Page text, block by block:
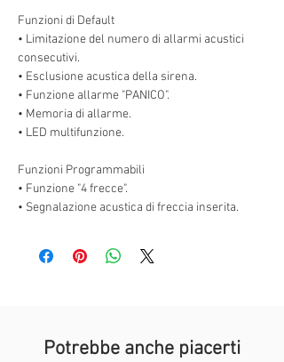
Funzioni di Default
• Limitazione del numero di allarmi acustici
consecutivi.
• Esclusione acustica della sirena.
• Funzione allarme "PANICO".
• Memoria di allarme.
• LED multifunzione.
Funzioni Programmabili
• Funzione "4 frecce".
• Segnalazione acustica di freccia inserita.
Potrebbe anche piacerti